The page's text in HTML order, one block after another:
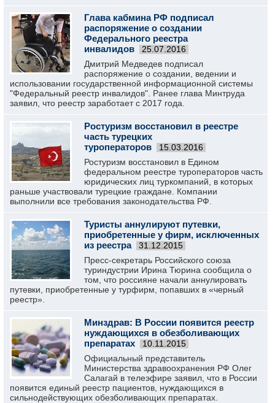
Глава кабмина РФ подписал
распоряжение о создании
Федерального реестра
инвалидов
25.07.2016
Дмитрий Медведев подписал
распоряжение о создании, ведении и
использовании государственной информационной системы
"Федеральный реестр инвалидов". Ранее глава Минтруда
заявил, что реестр заработает с 2017 года.
Ростуризм восстановил в реестре
часть турецких
туроператоров
15.03.2016
Ростуризм восстановил в Едином
федеральном реестре туроператоров часть
юридических лиц туркомпаний, в которых
раньше участвовали турецкие граждане. Компании
выполнили все требования законодательства РФ.
Туристы аннулируют путевки,
приобретенные у фирм, исключенных
из реестра
31.12.2015
Пресс-секретарь Российского союза
туриндустрии Ирина Тюрина сообщила о
том, что россияне начали аннулировать
путевки, приобретенные у турфирм, попавших в «черный
реестр».
Минздрав: В России появится реестр
нуждающихся в обезболивающих
препаратах
10.11.2015
Официальный представитель
Министерства здравоохранения РФ Олег
Салагай в телеэфире заявил, что в России
появится единый реестр пациентов, нуждающихся в
сильнодействующих обезболивающих препаратах.